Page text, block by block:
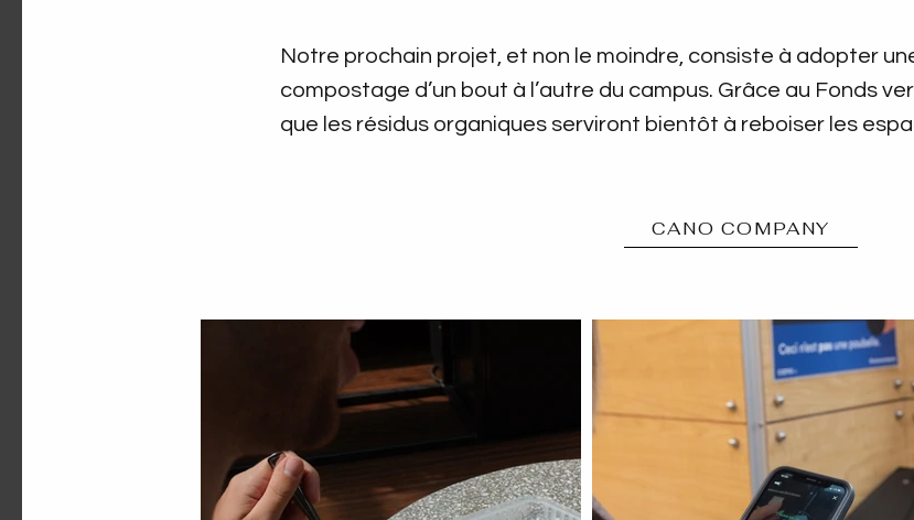
Notre prochain projet, et non le moindre, consiste à adopter
compostage d’un bout à l’autre du campus. Grâce au Fonds
que les résidus organiques serviront bientôt à reboiser les
CANO COMPANY